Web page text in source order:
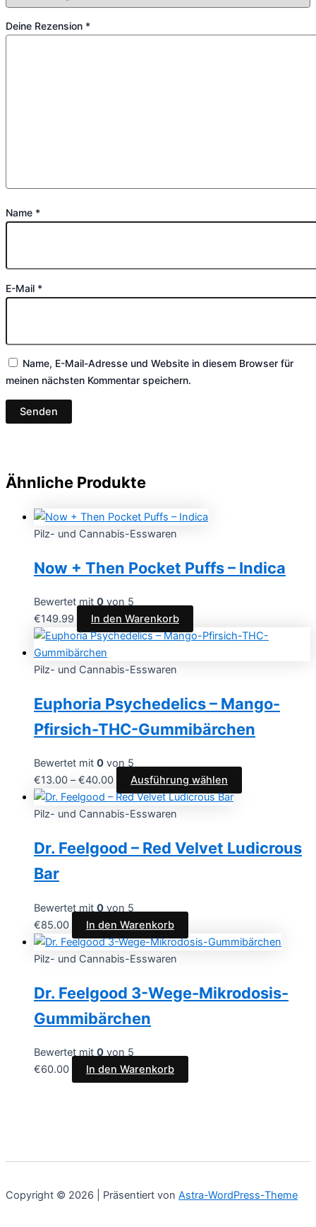
Deine Rezension *
Name *
E-Mail *
Name, E-Mail-Adresse und Website in diesem Browser für
meinen nächsten Kommentar speichern.
Ähnliche Produkte
Pilz- und Cannabis-Esswaren
Now + Then Pocket Puffs – Indica
Bewertet mit 0 von 5
€149.99 In den Warenkorb
Pilz- und Cannabis-Esswaren
Euphoria Psychedelics – Mango-
Pfirsich-THC-Gummibärchen
Bewertet mit 0 von 5
€13.00 –€40.00Preisspanne:
€13.00
bis
Ausführung wählen
Produkt
Varianten
der
werden
Pilz- und Cannabis-Esswaren
Dr. Feelgood – Red Velvet Ludicrous
Bar
Bewertet mit 0 von 5
€85.00 In den Warenkorb
Pilz- und Cannabis-Esswaren
Dr. Feelgood 3-Wege-Mikrodosis-
Gummibärchen
Bewertet mit 0 von 5
€60.00 In den Warenkorb
Copyright © 2026 | Präsentiert von Astra-WordPress-Theme